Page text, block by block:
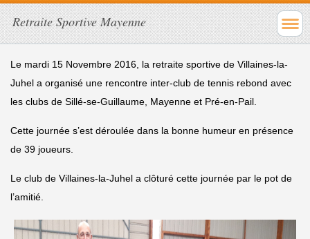
Retraite Sportive Mayenne
Le mardi 15 Novembre 2016, la retraite sportive de Villaines-la-
Juhel a organisé une rencontre inter-club de tennis rebond avec
les clubs de Sillé-se-Guillaume, Mayenne et Pré-en-Pail.
Cette journée s’est déroulée dans la bonne humeur en présence
de 39 joueurs.
Le club de Villaines-la-Juhel a clôturé cette journée par le pot de
l’amitié.